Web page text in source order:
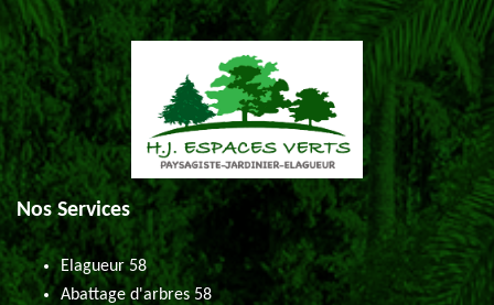
Nos Services
Elagueur 58
Abattage d'arbres 58